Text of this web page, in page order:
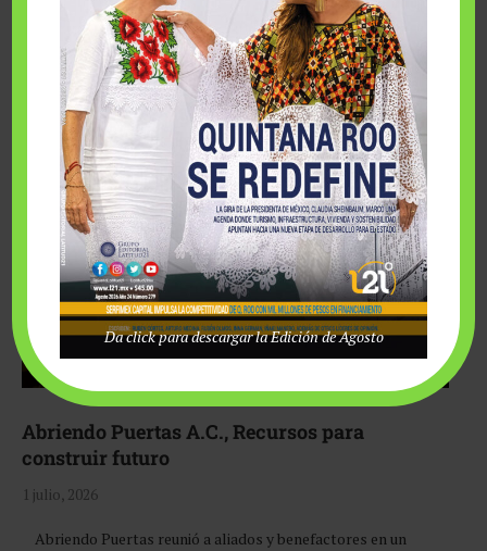
Fairmont Mayakoba y Make-A-Wish México unieron
esfuerzos para hacer realidad el deseo de una …
Abriendo Puertas A.C., Recursos para
construir futuro
1 julio, 2026
Abriendo Puertas reunió a aliados y benefactores en un
Da click para descargar la Edición de Agosto